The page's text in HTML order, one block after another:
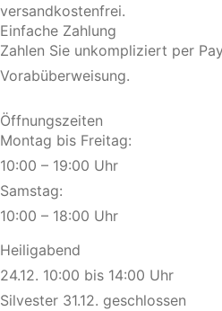
versandkostenfrei.
Einfache Zahlung
Zahlen Sie unkompliziert per
Vorabüberweisung.
Öffnungszeiten
Montag bis Freitag:
10:00 – 19:00 Uhr
Samstag:
10:00 – 18:00 Uhr
Heiligabend
24.12. 10:00 bis 14:00 Uhr
Silvester 31.12. geschlossen